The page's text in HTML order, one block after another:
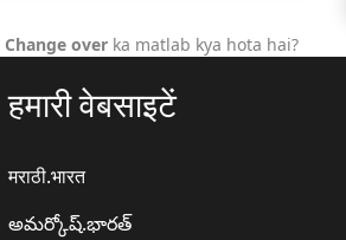
Change over ka matlab kya hota hai?
हमारी वेबसाइटें
मराठी.भारत
అమర్కోష్.భారత్